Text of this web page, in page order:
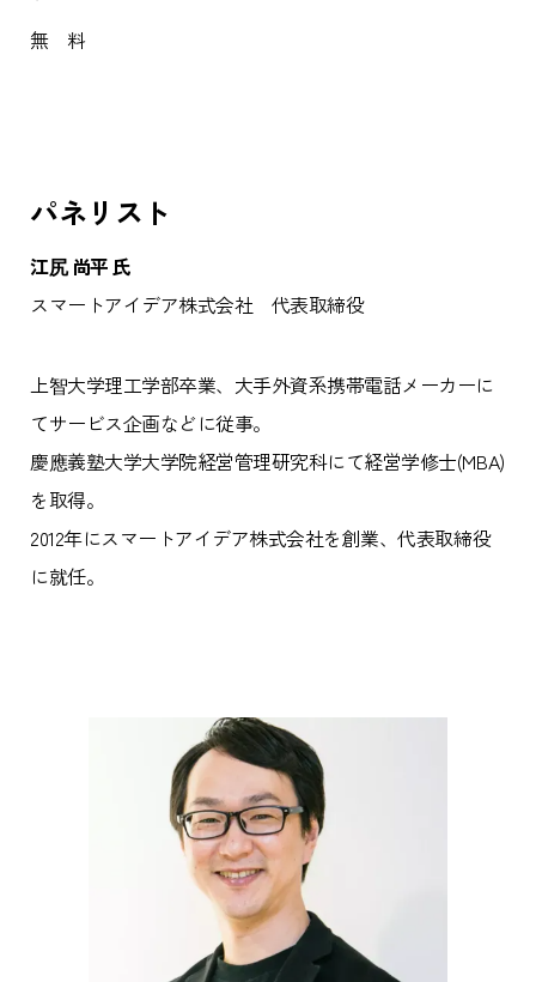
無 料
パネリスト
江尻 尚平 氏
スマートアイデア株式会社 代表取締役
上智大学理工学部卒業、大手外資系携帯電話メーカーに
てサービス企画などに従事。
慶應義塾大学大学院経営管理研究科にて経営学修士(MBA)
を取得。
2012年にスマートアイデア株式会社を創業、代表取締役
に就任。